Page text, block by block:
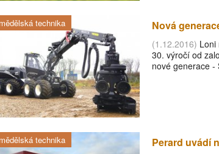
technika Nová
(1.12.2016) Loni
30. výročí od
nové generace -
technika Perard uvádí